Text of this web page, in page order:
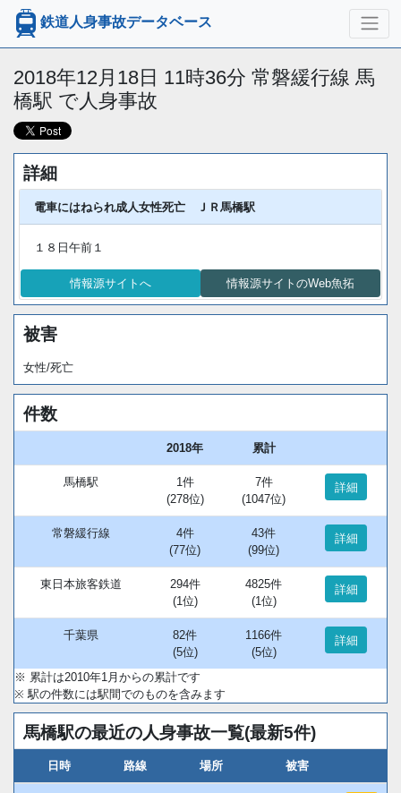
鉄道人身事故データベース
2018年12月18日 11時36分 常磐緩行線 馬
橋駅 で人身事故
詳細
電車にはねられ成人女性死亡 ＪＲ馬橋駅
１８日午前１
情報源サイトへ 情報源サイトのWeb魚拓
被害
女性/死亡
件数
2018年 累計
馬橋駅
1件
(278位)
7件
(1047位)
詳細
常磐緩行線
4件
(77位)
43件
(99位)
詳細
東日本旅客鉄道
294件
(1位)
4825件
(1位)
詳細
千葉県
82件
(5位)
1166件
(5位)
詳細
※ 累計は2010年1月からの累計です
※ 駅の件数には駅間でのものを含みます
馬橋駅の最近の人身事故一覧(最新5件)
日時 路線 場所 被害